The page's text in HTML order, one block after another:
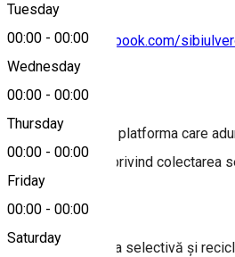
Tuesday
00:00 - 00:00
Wednesday
00:00 - 00:00
Thursday
00:00 - 00:00
Friday
00:00 - 00:00
Saturday
https://www.facebook.com/
About
Sibiul Verde este platforma care
informațiile utile privind colectarea
Întrucât colectarea selectivă și